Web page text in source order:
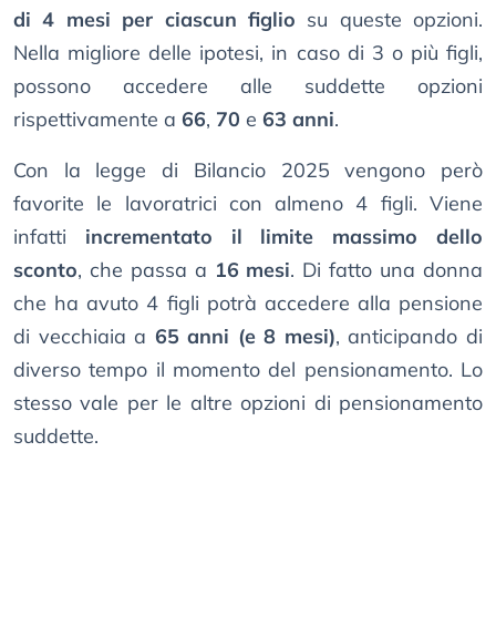
di 4 mesi per ciascun figlio su queste opzioni.
Nella migliore delle ipotesi, in caso di 3 o più figli,
possono accedere alle suddette opzioni
rispettivamente a 66, 70 e 63 anni.
Con la legge di Bilancio 2025 vengono però
favorite le lavoratrici con almeno 4 figli. Viene
infatti incrementato il limite massimo dello
sconto, che passa a 16 mesi. Di fatto una donna
che ha avuto 4 figli potrà accedere alla pensione
di vecchiaia a 65 anni (e 8 mesi), anticipando di
diverso tempo il momento del pensionamento. Lo
stesso vale per le altre opzioni di pensionamento
suddette.